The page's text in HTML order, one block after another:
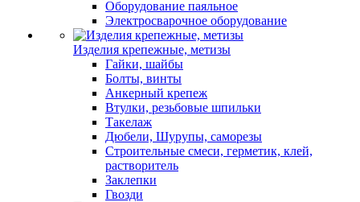
Оборудование паяльное
Электросварочное оборудование
Изделия крепежные, метизы
Гайки, шайбы
Болты, винты
Анкерный крепеж
Втулки, резьбовые шпильки
Такелаж
Дюбели, Шурупы, саморезы
Строительные смеси, герметик, клей,
растворитель
Заклепки
Гвозди